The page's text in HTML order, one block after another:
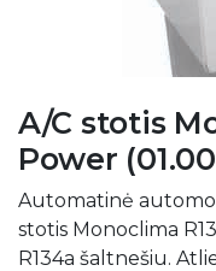
A/C stotis
Power
Automatinė
stotis Monoclima
R134a šaltnešiu.